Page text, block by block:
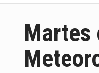
Martes